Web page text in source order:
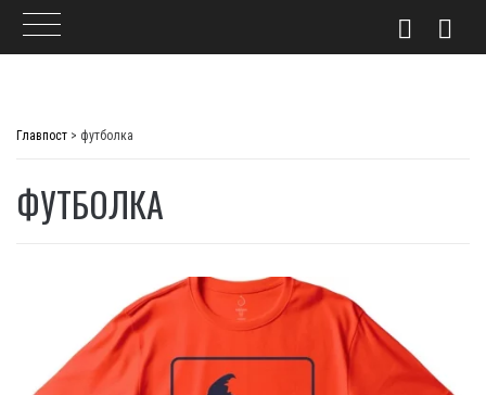
Главпост > футболка
ФУТБОЛКА